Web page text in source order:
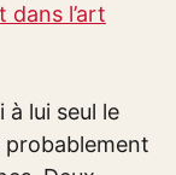
l’art
lui seul le
probablement